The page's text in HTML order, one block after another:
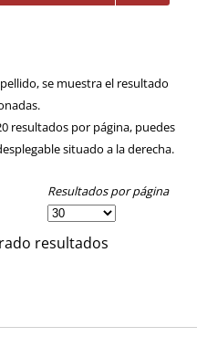
se muestra el resultado
resultados por página, puedes
situado a la derecha.
Resultados por página
resultados